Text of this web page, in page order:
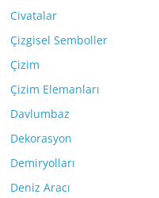
Civatalar
Çizgisel Semboller
Çizim
Çizim Elemanları
Davlumbaz
Dekorasyon
Demiryolları
Deniz Aracı